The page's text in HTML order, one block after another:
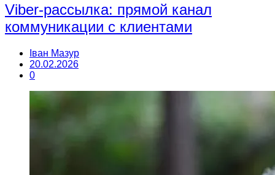
Viber-рассылка: прямой канал
коммуникации с клиентами
Іван Мазур
20.02.2026
0